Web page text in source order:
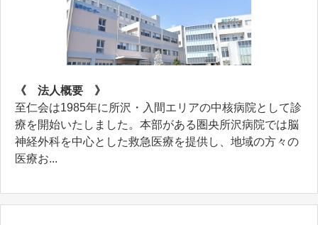
《 法人概要 》
至仁会は1985年に所沢・入間エリアの中核病院として診
療を開始いたしました。本部がある圏央所沢病院では脳
神経外科を中心とした救急医療を提供し、地域の方々の
医療お...